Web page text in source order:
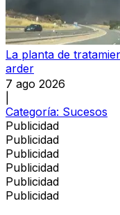
La planta de
arder
7 ago 2026
Categoría: Sucesos
Publicidad
Publicidad
Publicidad
Publicidad
Publicidad
Publicidad